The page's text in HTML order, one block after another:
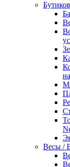
Весы /